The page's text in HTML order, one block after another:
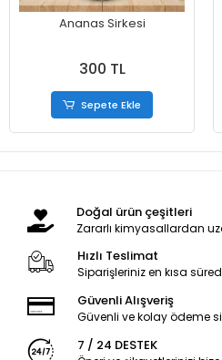
Ananas Sirkesi
300 TL
Sepete Ekle
Doğal ürün çeşitleri
Zararlı kimyasallardan
Hızlı Teslimat
Siparişleriniz en kısa
Güvenli Alışveriş
Güvenli ve kolay ödeme
7 / 24 DESTEK